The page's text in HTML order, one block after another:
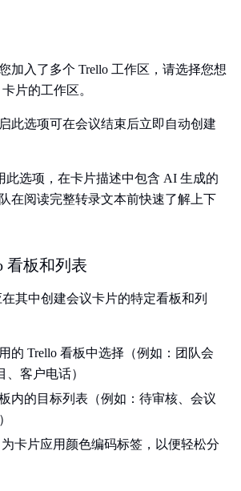
加入了多个 Trello 工作区，请选择您想
片的工作区。
此选项可在会议结束后立即自动创建
此选项，在卡片描述中包含 AI 生成的
在阅读完整转录文本前快速了解上下
看板和列表
在其中创建会议卡片的特定看板和列
的 Trello 看板中选择（例如：团队会
、客户电话）
内的目标列表（例如：待审核、会议
为卡片应用颜色编码标签，以便轻松分